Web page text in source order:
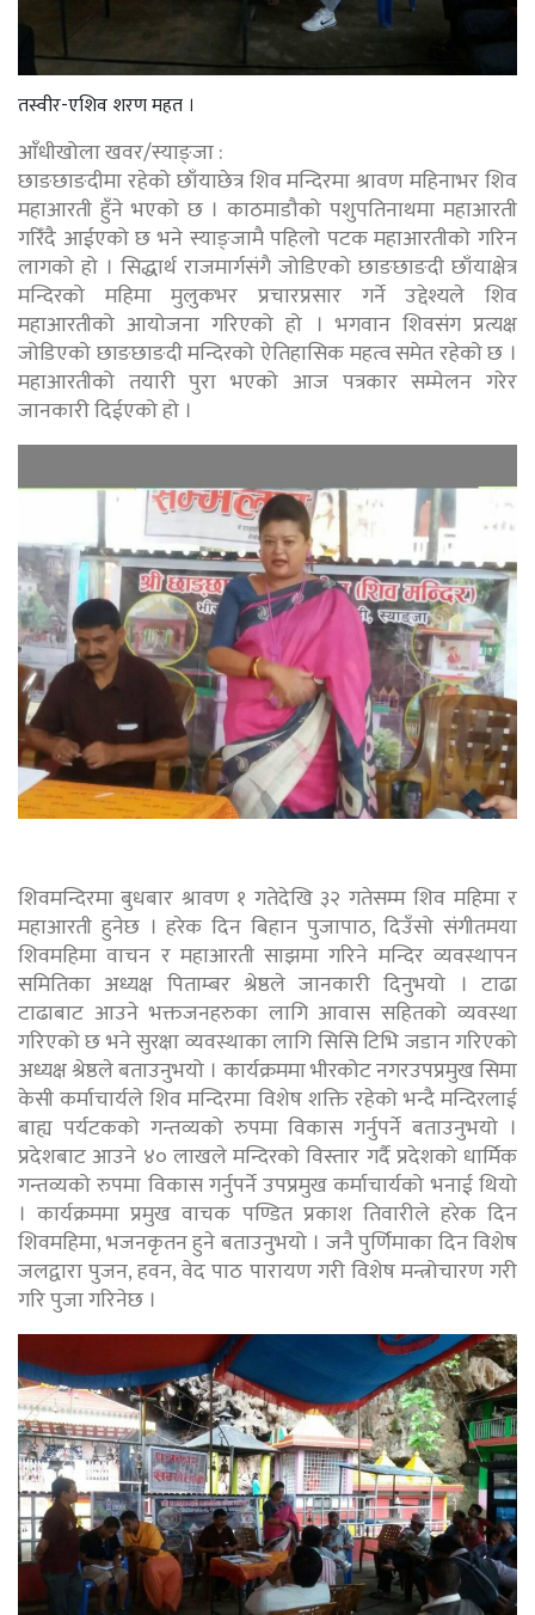
तस्वीर-एशिव शरण महत ।
आँधीखोला खवर/स्याङ्जा :
छाङछाङदीमा रहेको छाँयाछेत्र शिव मन्दिरमा श्रावण महिनाभर शिव
महाआरती हुँने भएको छ । काठमाडौको पशुपतिनाथमा महाआरती
गरिँदै आईएको छ भने स्याङ्जामै पहिलो पटक महाआरतीको गरिन
लागको हो । सिद्धार्थ राजमार्गसंगै जोडिएको छाङछाङदी छाँयाक्षेत्र
मन्दिरको महिमा मुलुकभर प्रचारप्रसार गर्ने उद्देश्यले शिव
महाआरतीको आयोजना गरिएको हो । भगवान शिवसंग प्रत्यक्ष
जोडिएको छाङछाङदी मन्दिरको ऐतिहासिक महत्व समेत रहेको छ ।
महाआरतीको तयारी पुरा भएको आज पत्रकार सम्मेलन गरेर
जानकारी दिईएको हो ।
शिवमन्दिरमा बुधबार श्रावण १ गतेदेखि ३२ गतेसम्म शिव महिमा र
महाआरती हुनेछ । हरेक दिन बिहान पुजापाठ, दिउँसो संगीतमया
शिवमहिमा वाचन र महाआरती साझमा गरिने मन्दिर व्यवस्थापन
समितिका अध्यक्ष पिताम्बर श्रेष्ठले जानकारी दिनुभयो । टाढा
टाढाबाट आउने भक्तजनहरुका लागि आवास सहितको व्यवस्था
गरिएको छ भने सुरक्षा व्यवस्थाका लागि सिसि टिभि जडान गरिएको
अध्यक्ष श्रेष्ठले बताउनुभयो । कार्यक्रममा भीरकोट नगरउपप्रमुख सिमा
केसी कर्माचार्यले शिव मन्दिरमा विशेष शक्ति रहेको भन्दै मन्दिरलाई
बाह्य पर्यटकको गन्तव्यको रुपमा विकास गर्नुपर्ने बताउनुभयो ।
प्रदेशबाट आउने ४० लाखले मन्दिरको विस्तार गर्दै प्रदेशको धार्मिक
गन्तव्यको रुपमा विकास गर्नुपर्ने उपप्रमुख कर्माचार्यको भनाई थियो
। कार्यक्रममा प्रमुख वाचक पण्डित प्रकाश तिवारीले हरेक दिन
शिवमहिमा, भजनकृतन हुने बताउनुभयो । जनै पुर्णिमाका दिन विशेष
जलद्वारा पुजन, हवन, वेद पाठ पारायण गरी विशेष मन्त्रोचारण गरी
गरि पुजा गरिनेछ ।